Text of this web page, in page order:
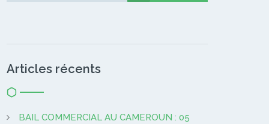
Articles récents
BAIL COMMERCIAL AU CAMEROUN : 05